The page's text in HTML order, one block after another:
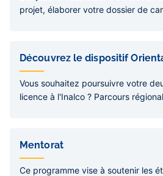
projet, élaborer votre dossier de
rédaction du CV et de la lettre de
de parole, préparation à la
soutien pour la constitution du
Découvrez le dispositif
Vous souhaitez poursuivre votre
licence à l'Inalco ? Parcours
Mentorat
Ce programme vise à soutenir les